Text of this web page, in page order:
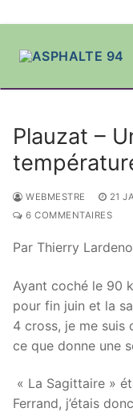
Plauzat –
WEBMESTRE 21
6 COMMENTAIRES
Par Thierry
Ayant coché le 90
pour fin juin et la
4 cross, je me suis
ce que donne une
« La Sagittaire »
Ferrand, j’étais